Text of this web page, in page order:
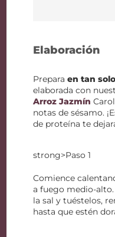
Elaboración
Preparaen tan
elaborada con
Arroz Jazmín
notas de sésamo.
de proteína te
strong>Paso 1
Comience
a fuego medio-
la sal y tuéstelos,
hasta que estén